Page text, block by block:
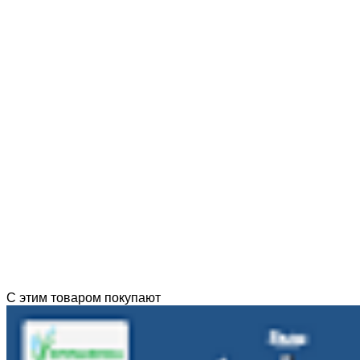
С этим товаром покупают